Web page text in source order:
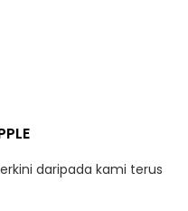
daripada kami terus